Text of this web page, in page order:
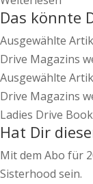
Das könnte
Ausgewählte
Drive Magazins
Ausgewählte
Drive Magazins
Ladies Drive
Hat Dir
Mit dem Abo für
Sisterhood sein.